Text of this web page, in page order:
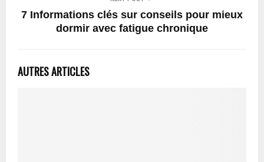
7 Informations clés sur conseils pour mieux
dormir avec fatigue chronique
AUTRES ARTICLES